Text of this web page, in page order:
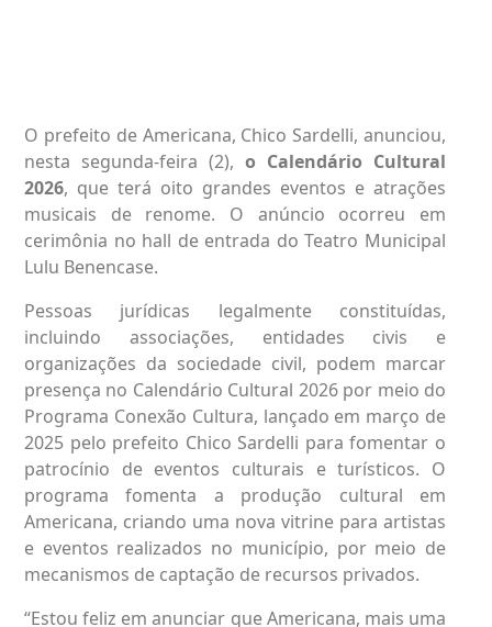
O prefeito de Americana, Chico Sardelli, anunciou,
nesta segunda-feira (2), o Calendário Cultural
2026, que terá oito grandes eventos e atrações
musicais de renome. O anúncio ocorreu em
cerimônia no hall de entrada do Teatro Municipal
Lulu Benencase.
Pessoas jurídicas legalmente constituídas,
incluindo associações, entidades civis e
organizações da sociedade civil, podem marcar
presença no Calendário Cultural 2026 por meio do
Programa Conexão Cultura, lançado em março de
2025 pelo prefeito Chico Sardelli para fomentar o
patrocínio de eventos culturais e turísticos. O
programa fomenta a produção cultural em
Americana, criando uma nova vitrine para artistas
e eventos realizados no município, por meio de
mecanismos de captação de recursos privados.
“Estou feliz em anunciar que Americana, mais uma